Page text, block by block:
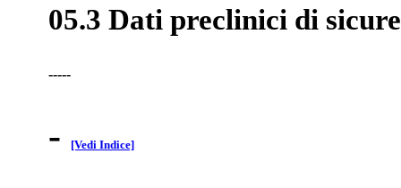
05.3 Dati preclinici di
-----
- [Vedi Indice]